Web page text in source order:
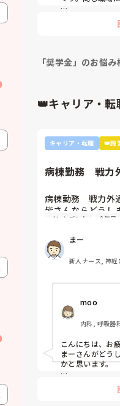
いた小児看護は
しかし、子育て
しかし、今の病院
こども病院は、家
子どものため、
ただ、踏ん切りが
うか。
私も育休中です
学生入るくらい
もしくは小児科
ケーのところも
「奨学金」のお悩
👑キャリア・
キャリア・転職 👑殿
病棟勤務　戦力
病棟勤務　戦力外
皆さんならどうし
2年目です。1年
た。異動してから
ですが、異動して
件ほど起こし、
では？という方
りを持って』と
た。
複数受け持ちに
したりと業務に臨
そして最近師長さ
健診センターと
スタッフが足り
きに捉えて看護
決まってませんが
インシデント 2年目
まー
新人ナース, 神経
moo
内科, 呼吸器
こんにちは、お
まーさんがどう
かと思います。
上司がどのよう
が、ケアややる